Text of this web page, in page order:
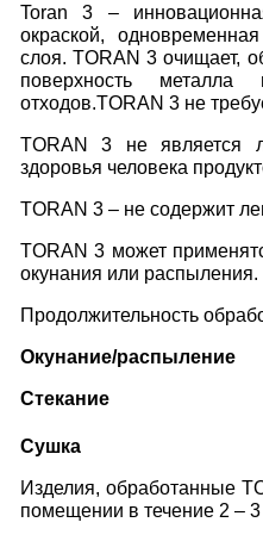
Toran 3 –
окраской,
слоя. TORAN 3 очищает,
поверхность
отходов.TORAN 3 не
TORAN 3 не является
здоровья человека
TORAN 3 – не содержит
TORAN 3 может
окунания или распыления.
Продолжительность
Окунание/
Стекание 3 –
Сушка 5 –
Изделия, обработанные
помещении в течение 2 –